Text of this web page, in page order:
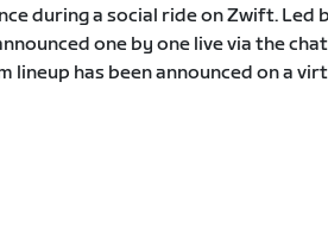
during a social ride on Zwift. Led
one by one live via the
lineup has been announced on a